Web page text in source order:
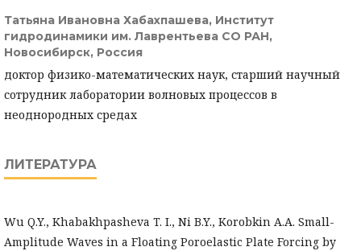
Татьяна Ивановна Хабахпашева, Институт
гидродинамики им. Лаврентьева СО РАН,
Новосибирск, Россия
доктор физико-математических наук, старший научный
сотрудник лаборатории волновых процессов в
неоднородных средах
ЛИТЕРАТУРА
Wu Q.Y., Khabakhpasheva T. I., Ni B.Y., Korobkin A.A. Small-
Amplitude Waves in a Floating Poroelastic Plate Forcing by